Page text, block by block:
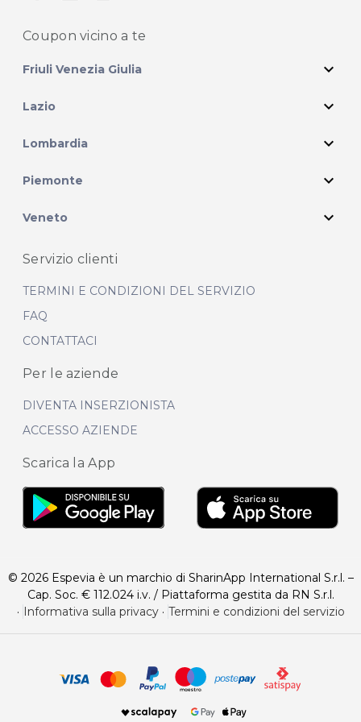
Coupon vicino a te
Friuli Venezia Giulia expand_more
Lazio expand_more
Lombardia expand_more
Piemonte expand_more
Veneto expand_more
Servizio clienti
TERMINI E CONDIZIONI DEL SERVIZIO
FAQ
CONTATTACI
Per le aziende
DIVENTA INSERZIONISTA
ACCESSO AZIENDE
Scarica la App
© 2026 Espevia è un marchio di SharinApp International S.r.l. –
Cap. Soc. € 112.024 i.v. / Piattaforma gestita da RN S.r.l.
· Informativa sulla privacy· Termini e condizioni del servizio